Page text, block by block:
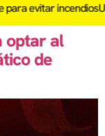
para evitar incendios
optar al
de